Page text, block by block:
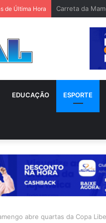
de Última Hora Bruno
EDUCAÇÃO ESPORTE
abre quartas da Copa